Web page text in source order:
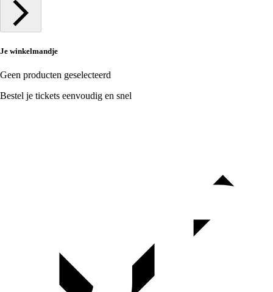
Je winkelmandje
Geen producten geselecteerd
Bestel je tickets eenvoudig en snel